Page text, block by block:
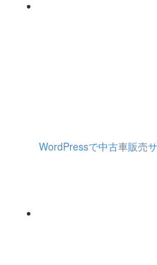
WordPressで中古車販売